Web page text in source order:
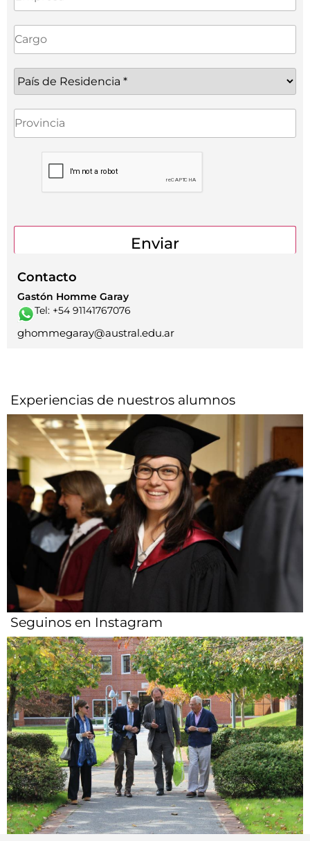
Contacto
Gastón Homme Garay
Tel: +54 91141767076
ghommegaray@austral.edu.ar
Experiencias de nuestros alumnos​
Seguinos en Instagram